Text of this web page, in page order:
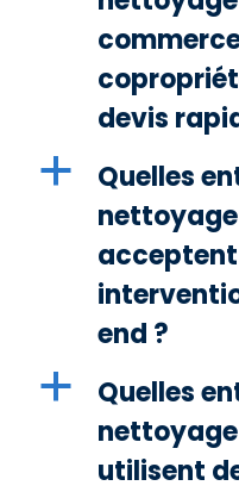
devis
a
Quelles
end ?
a
Quelles
utilisent